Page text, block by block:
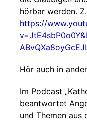
hörbar werden.
https://
Hör auch in
Im Podcast
beantwortet
und Themen aus